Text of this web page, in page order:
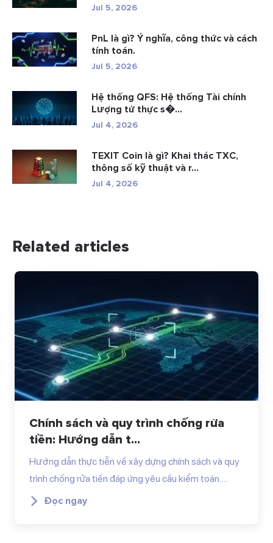
Jul 5, 2026
PnL là gì? Ý nghĩa, công thức và cách
tính toán.
Jul 5, 2026
Hệ thống QFS: Hệ thống Tài chính
Lượng tử thực s�...
Jul 4, 2026
TEXIT Coin là gì? Khai thác TXC,
thông số kỹ thuật và r...
Jul 4, 2026
Related articles
Chính sách và quy trình chống rửa
tiền: Hướng dẫn t...
Hướng dẫn thực tiễn về xây dựng chính sách và quy
trình chống rửa tiền đáp ứng yêu cầu kiểm toán.…
Đọc ngay